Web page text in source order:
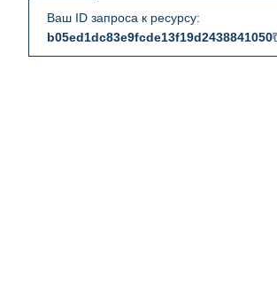
Ваш ID запроса к ресурсу:
b05ed1dc83e9fcde13f19d2438841050